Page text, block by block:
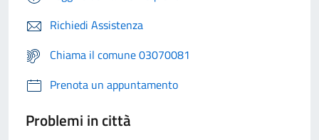
Richiedi Assistenza
Chiama il comune 03070081
Prenota un appuntamento
Problemi in città